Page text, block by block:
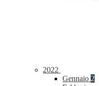
2022
Gennaio 2